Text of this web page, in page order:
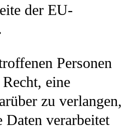
der EU-
Personen
eine
zu verlangen,
Daten verarbeitet